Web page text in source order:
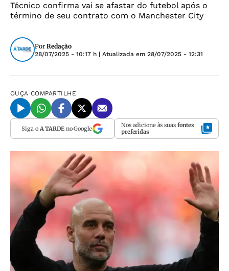
Técnico confirma vai se afastar do futebol após o
término de seu contrato com o Manchester City
Por Redação
28/07/2025 - 10:17 h | Atualizada em 28/07/2025 - 12:31
OUÇA COMPARTILHE
Siga o A TARDEno Google Nos adicione às suas fontes
preferidas